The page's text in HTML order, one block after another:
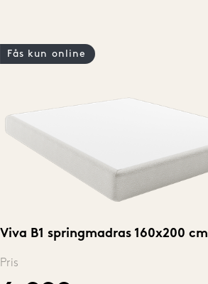
Viva B1 springmadras 160x200 cm
Pris
Fås kun online